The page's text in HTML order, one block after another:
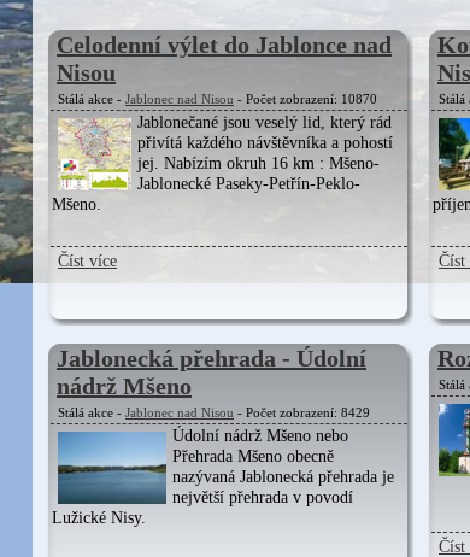
Celodenní výlet do Jablonce nad
Nisou
Stálá akce - Jablonec nad Nisou - Počet zobrazení: 10870
Jablonečané jsou veselý lid, který rád
přivítá každého návštěvníka a pohostí
jej. Nabízím okruh 16 km : Mšeno-
Jablonecké Paseky-Petřín-Peklo-
Mšeno.
Číst více
Stálá
Číst
Jablonecká přehrada - Údolní
nádrž Mšeno
Stálá akce - Jablonec nad Nisou - Počet zobrazení: 8429
Údolní nádrž Mšeno nebo
Přehrada Mšeno obecně
nazývaná Jablonecká přehrada je
největší přehrada v povodí
Lužické Nisy.
Stálá
Číst